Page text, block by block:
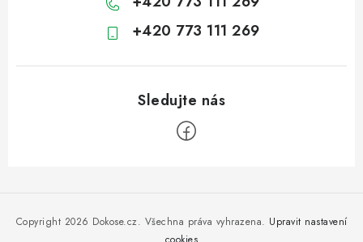
+420 773 111 269
Copyright 2026 Dokose.cz. Všechna práva vyhrazena. Upravit nastavení